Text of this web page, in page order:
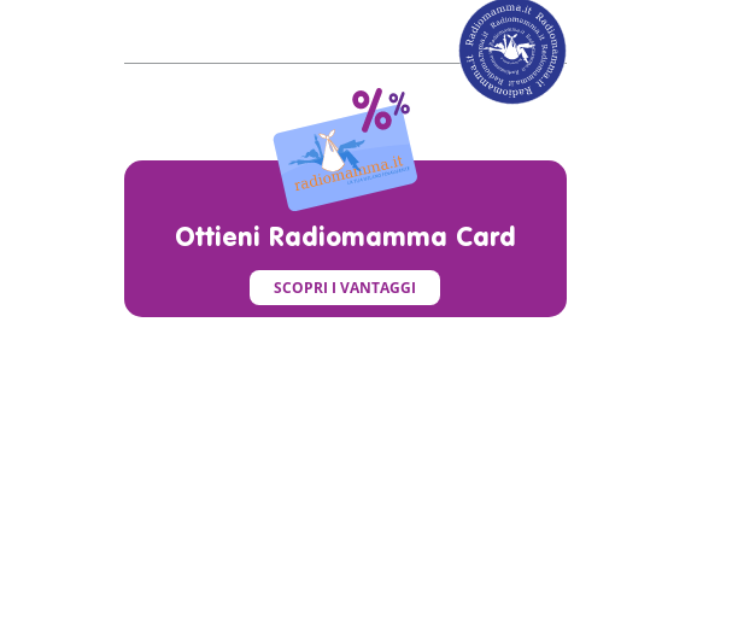
Ottieni Radiomamma Card
SCOPRI I VANTAGGI